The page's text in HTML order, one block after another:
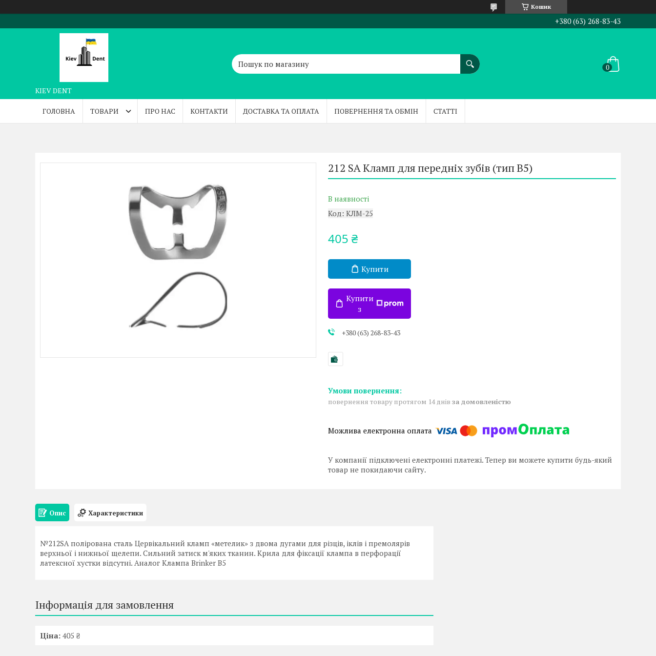
Кошик
+380 (63) 268-83-43
KIEV DENT
ГОЛОВНА ТОВАРИ ПРО НАС КОНТАКТИ ДОСТАВКА ТА ОПЛАТА ПОВЕРНЕННЯ ТА ОБМІН СТАТТІ
212 SA Кламп для передніх зубів (тип В5)
В наявності
Код: КЛМ-25
405 ₴
Купити
Купити
з
+380 (63) 268-83-43
повернення товару протягом 14 днів за домовленістю
У компанії підключені електронні платежі. Тепер ви можете купити будь-який
товар не покидаючи сайту.
Опис Характеристики
№212SA полірована сталь Цервікальний кламп «метелик» з двома дугами для різців, іклів і премолярів
верхньої і нижньої щелепи. Сильний затиск м'яких тканин. Крила для фіксації клампа в перфорації
латексної хустки відсутні. Аналог Клампа Brinker B5
Інформація для замовлення
Ціна: 405 ₴